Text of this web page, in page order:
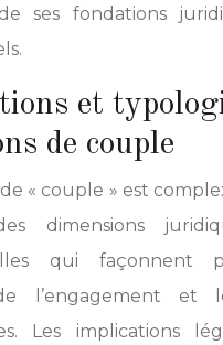
ses fondations
et
de couple
« couple » est
dimensions
qui façonnent
l’engagement et
Les implications